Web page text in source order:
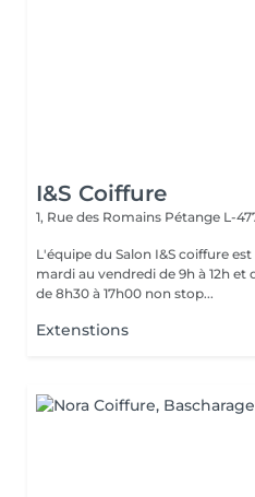
I&S Coiffure
1, Rue des Romains Pétange L-
L'équipe du Salon I&S coiffure
mardi au vendredi de 9h à 12h et
de 8h30 à 17h00 non stop...
Extenstions